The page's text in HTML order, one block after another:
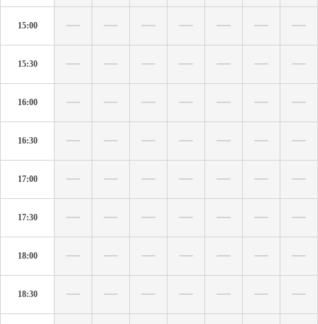
15:00
15:30
16:00
16:30
17:00
17:30
18:00
18:30